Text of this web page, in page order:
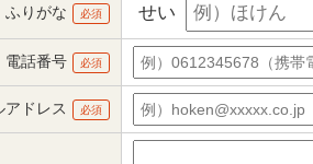
ふりがな 必須 せい
電話番号 必須
アドレス 必須